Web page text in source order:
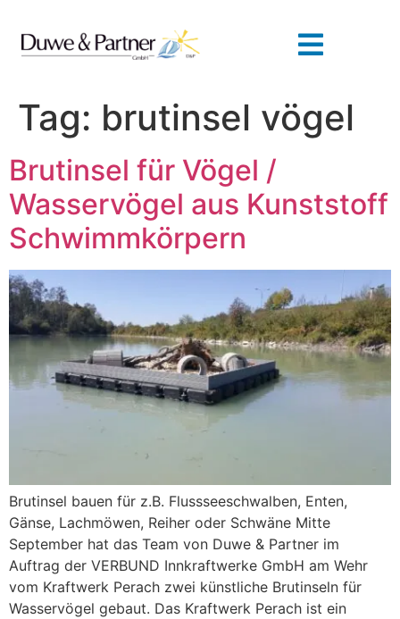
Tag: brutinsel vögel
Brutinsel für Vögel /
Wasservögel aus Kunststoff
Schwimmkörpern
Brutinsel bauen für z.B. Flussseeschwalben, Enten,
Gänse, Lachmöwen, Reiher oder Schwäne Mitte
September hat das Team von Duwe & Partner im
Auftrag der VERBUND Innkraftwerke GmbH am Wehr
vom Kraftwerk Perach zwei künstliche Brutinseln für
Wasservögel gebaut. Das Kraftwerk Perach ist ein